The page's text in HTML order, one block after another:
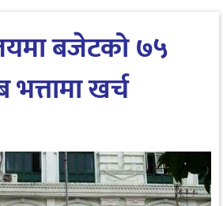
बजेटको ७५
खर्च